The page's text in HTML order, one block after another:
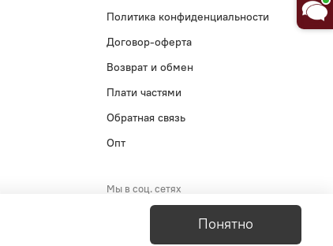
Политика конфиденциальности
Договор-оферта
Возврат и обмен
Плати частями
Обратная связь
Опт
Мы в соц. сетях
Понятно